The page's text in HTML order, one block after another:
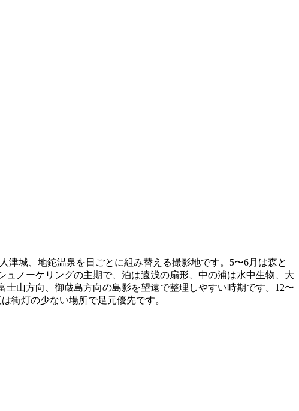
城、地鉈温泉を日ごとに組み替える撮影地です。5〜6月は森と
ノーケリングの主期で、泊は遠浅の扇形、中の浦は水中生物、大
山方向、御蔵島方向の島影を望遠で整理しやすい時期です。12〜
街灯の少ない場所で足元優先です。